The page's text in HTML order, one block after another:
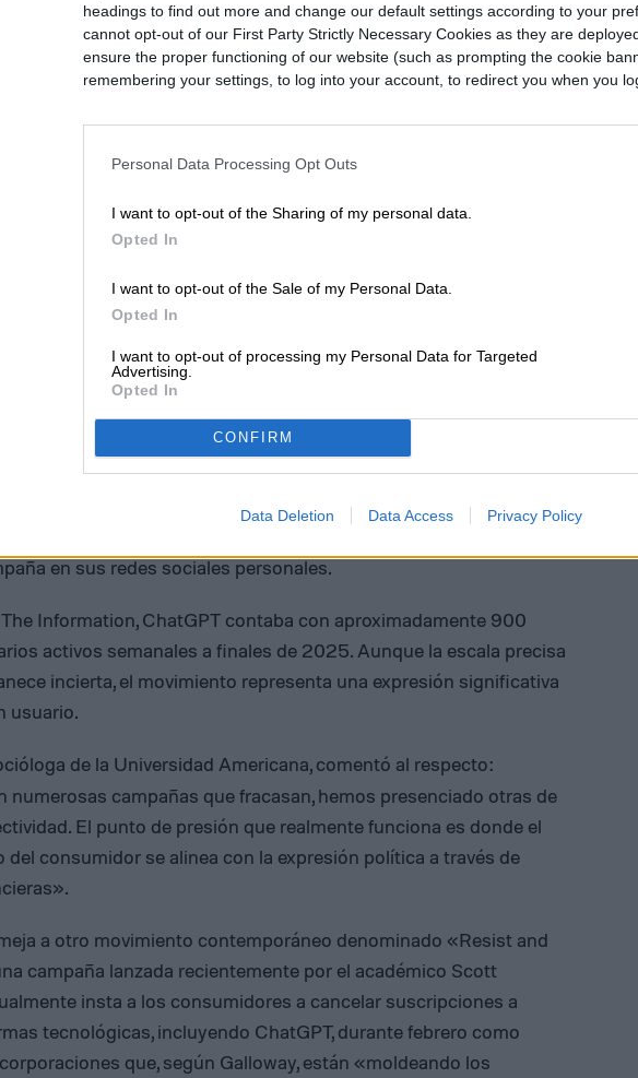
headings to find out more and change our default settings according to your
cannot opt-out of our First Party Strictly Necessary Cookies as they are
ensure the proper functioning of our website (such as prompting the cookie
remembering your settings, to log into your account, to redirect you when you
Personal Data Processing Opt Outs
I want to opt-out of the Sharing of my personal data.
Opted In
I want to opt-out of the Sale of my Personal Data.
Opted In
I want to opt-out of processing my Personal Data for Targeted
Advertising.
Opted In
CONFIRM
Data Deletion Data Access Privacy Policy
de la campaña en Instagram ha acumulado más de 36
y 1.3 millones de interacciones. Además, los
que más de 17,000 individuos se han registrado en el sitio
donde los visitantes pueden confirmar si han cancelado sus
a dejar de utilizar ChatGPT, o comprometerse a
en sus redes sociales personales.
Information, ChatGPT contaba con aproximadamente 900
activos semanales a finales de 2025. Aunque la escala precisa
incierta, el movimiento representa una expresión significativa
usuario.
de la Universidad Americana, comentó al respecto:
numerosas campañas que fracasan, hemos presenciado otras de
El punto de presión que realmente funciona es donde el
consumidor se alinea con la expresión política a través de
a otro movimiento contemporáneo denominado «Resist and
campaña lanzada recientemente por el académico Scott
insta a los consumidores a cancelar suscripciones a
tecnológicas, incluyendo ChatGPT, durante febrero como
que, según Galloway, están «moldeando los